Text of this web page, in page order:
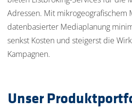
Adressen. Mit mikrogeografischem
datenbasierter Mediaplanung
senkst Kosten und steigerst die
Kampagnen.
Unser